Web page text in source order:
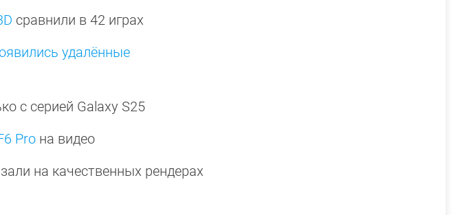
сравнили в 42 играх
удалённые
с серией Galaxy S25
Pro на видео
на качественных рендерах